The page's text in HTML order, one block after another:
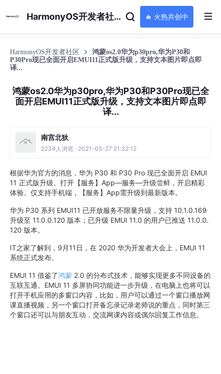
HarmonyOS开发者社区 🔥 火热共创中
HarmonyOS开发者社区
鸿蒙os2.0华为p30pro,华为P30和
P30Pro现已全面开启EMUI11正式版升级，支持文本图片即点即
译...
鸿蒙os2.0华为p30pro,华为P30和P30Pro现已全
面开启EMUI11正式版升级，支持文本图片即点即
译...
南宫北狄
2234人浏览 · 2021-05-27 21:32:12
根据华为官方的消息，华为 P30 和 P30 Pro 现已全面开启 EMUI
11 正式版升级。打开【服务】App—服务—升级尝鲜，开启精彩
体验。仅支持手机端，【服务】App需升级到最新版本。
华为 P30 系列 EMUI11 已开放服务不限量升级，支持 10.1.0.169
升级至 11.0.0.120 版本；已升级 EMUI 11.0 的用户已推送 11.0.0.
120 版本。
IT之家了解到，9月11日，在 2020 华为开发者大会上，EMUI 11
系统正式发布。
EMUI 11 借鉴了鸿蒙 2.0 的分布式技术，能够实现更多不同设备的
互联互通。EMUI 11 多屏协同功能进一步升级，在电脑上也将可以
打开手机应用的多窗口内容，比如，用户可以通过一个窗口播放网
课直播视频，另一个窗口打开备忘录记录老师说的重点，同时第三
个窗口还可以与朋友互动，交流网课内容或偶尔回复工作信息。